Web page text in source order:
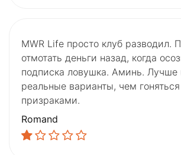
MWR Life просто клуб разводил.
отмотать деньги назад, когда
подписка ловушка. Аминь.
реальные варианты, чем гоняться
призраками.
Romand